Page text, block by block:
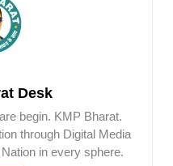
Desk
begin. KMP Bharat.
through Digital Media
in every sphere.